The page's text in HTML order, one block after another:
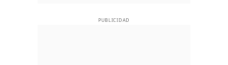
PUBLICIDAD